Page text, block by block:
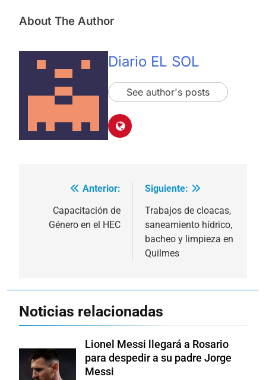
About The Author
Diario EL SOL
See author's posts
Navegación
Anterior:
Capacitación de
Género en el HEC
Siguiente:
Trabajos de cloacas,
saneamiento hídrico,
bacheo y limpieza en
Quilmes
Noticias relacionadas
Lionel Messi llegará a Rosario
para despedir a su padre Jorge
Messi